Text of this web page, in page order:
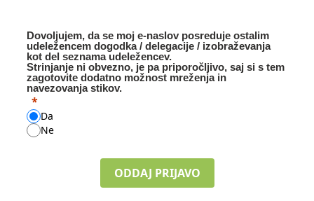
Dovoljujem, da se moj e-naslov posreduje ostalim
udeležencem dogodka / delegacije / izobraževanja
kot del seznama udeležencev.
Strinjanje ni obvezno, je pa priporočljivo, saj si s tem
zagotovite dodatno možnost mreženja in
navezovanja stikov.
Da
Ne
ODDAJ PRIJAVO